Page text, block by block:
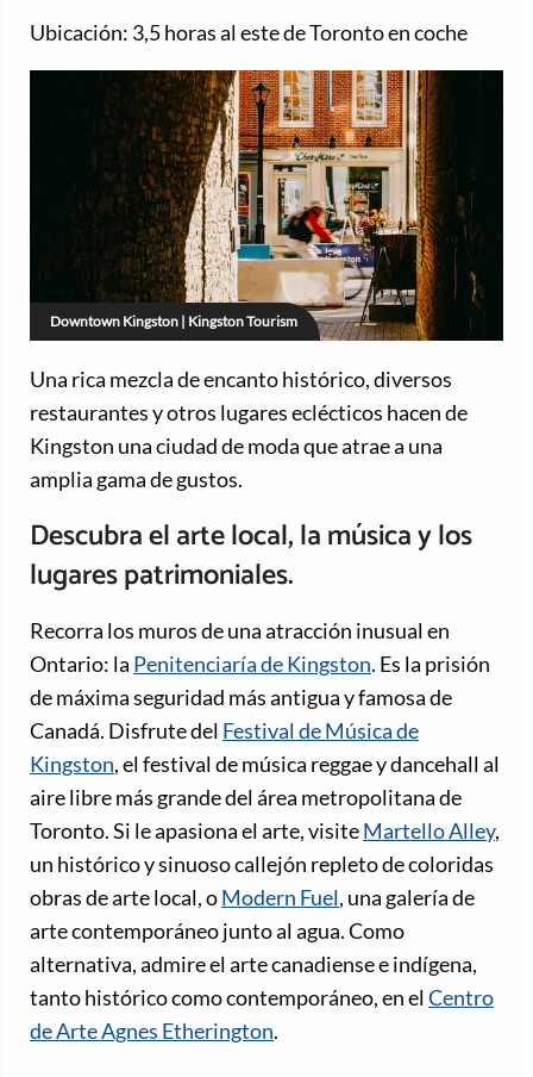
Ubicación: 3,5 horas al este de Toronto en coche
Downtown Kingston | Kingston Tourism
Una rica mezcla de encanto histórico, diversos
restaurantes y otros lugares eclécticos hacen de
Kingston una ciudad de moda que atrae a una
amplia gama de gustos.
Descubra el arte local, la música y los
lugares patrimoniales.
Recorra los muros de una atracción inusual en
Ontario: la Penitenciaría de Kingston. Es la prisión
de máxima seguridad más antigua y famosa de
Canadá. Disfrute del Festival de Música de
Kingston, el festival de música reggae y dancehall al
aire libre más grande del área metropolitana de
Toronto. Si le apasiona el arte, visiteMartello Alley,
un histórico y sinuoso callejón repleto de coloridas
obras de arte local, oModern Fuel, una galería de
arte contemporáneo junto al agua. Como
alternativa, admire el arte canadiense e indígena,
tanto histórico como contemporáneo, en elCentro
de Arte Agnes Etherington.